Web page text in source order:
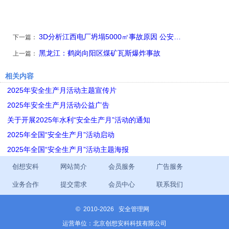
下一篇： 3D分析江西电厂坍塌5000㎡事故原因 公安…
上一篇： 黑龙江：鹤岗向阳区煤矿瓦斯爆炸事故
相关内容
2025年安全生产月活动主题宣传片
2025年安全生产月活动公益广告
关于开展2025年水利“安全生产月”活动的通知
2025年全国“安全生产月”活动启动
2025年全国“安全生产月”活动主题海报
创想安科 网站简介 会员服务 广告服务
业务合作 提交需求 会员中心 联系我们
© 2010-2026 安全管理网
运营单位：北京创想安科科技有限公司